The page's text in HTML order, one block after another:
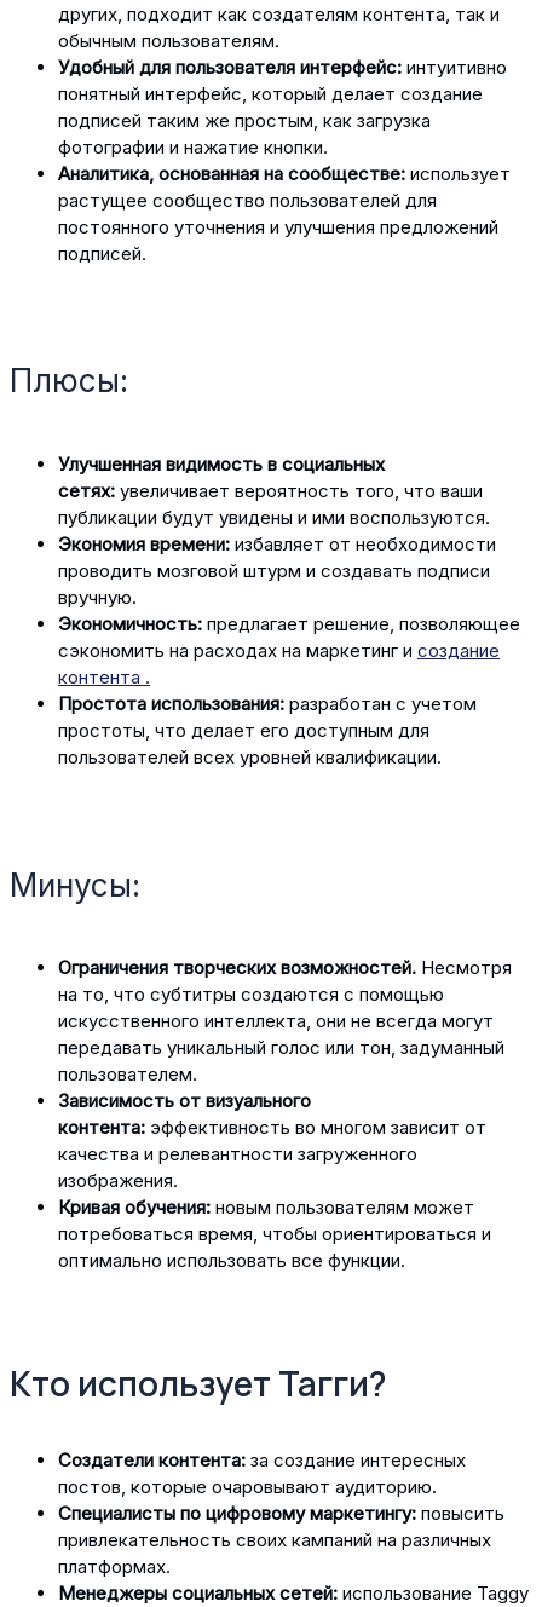
других, подходит как создателям контента, так и
обычным пользователям.
Удобный для пользователя интерфейс: интуитивно
понятный интерфейс, который делает создание
подписей таким же простым, как загрузка
фотографии и нажатие кнопки.
Аналитика, основанная на сообществе: использует
растущее сообщество пользователей для
постоянного уточнения и улучшения предложений
подписей.
Плюсы:
Улучшенная видимость в социальных
сетях: увеличивает вероятность того, что ваши
публикации будут увидены и ими воспользуются.
Экономия времени: избавляет от необходимости
проводить мозговой штурм и создавать подписи
вручную.
Экономичность: предлагает решение, позволяющее
сэкономить на расходах на маркетинг и создание
контента .
Простота использования: разработан с учетом
простоты, что делает его доступным для
пользователей всех уровней квалификации.
Минусы:
Ограничения творческих возможностей. Несмотря
на то, что субтитры создаются с помощью
искусственного интеллекта, они не всегда могут
передавать уникальный голос или тон, задуманный
пользователем.
Зависимость от визуального
контента: эффективность во многом зависит от
качества и релевантности загруженного
изображения.
Кривая обучения: новым пользователям может
потребоваться время, чтобы ориентироваться и
оптимально использовать все функции.
Кто использует Тагги?
Создатели контента: за создание интересных
постов, которые очаровывают аудиторию.
Специалисты по цифровому маркетингу: повысить
привлекательность своих кампаний на различных
платформах.
Менеджеры социальных сетей: использование Taggy